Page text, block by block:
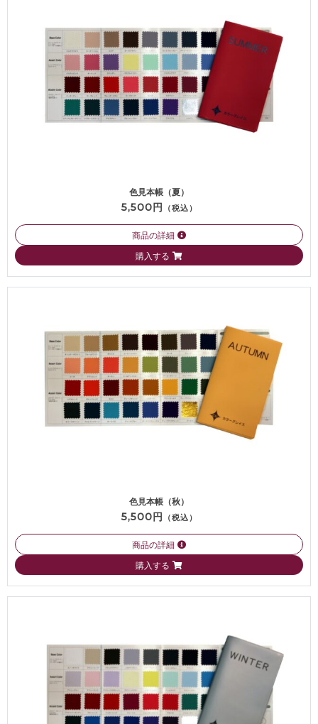
色見本帳（夏）
5,500円
（税込）
商品の詳細
購入する
色見本帳（秋）
5,500円
（税込）
商品の詳細
購入する